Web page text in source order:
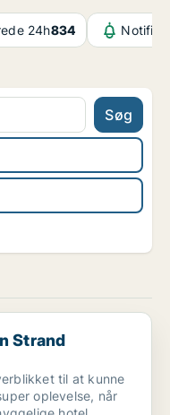
24h834
Søg
studiejob...
Strand
til at kunne
oplevelse, når